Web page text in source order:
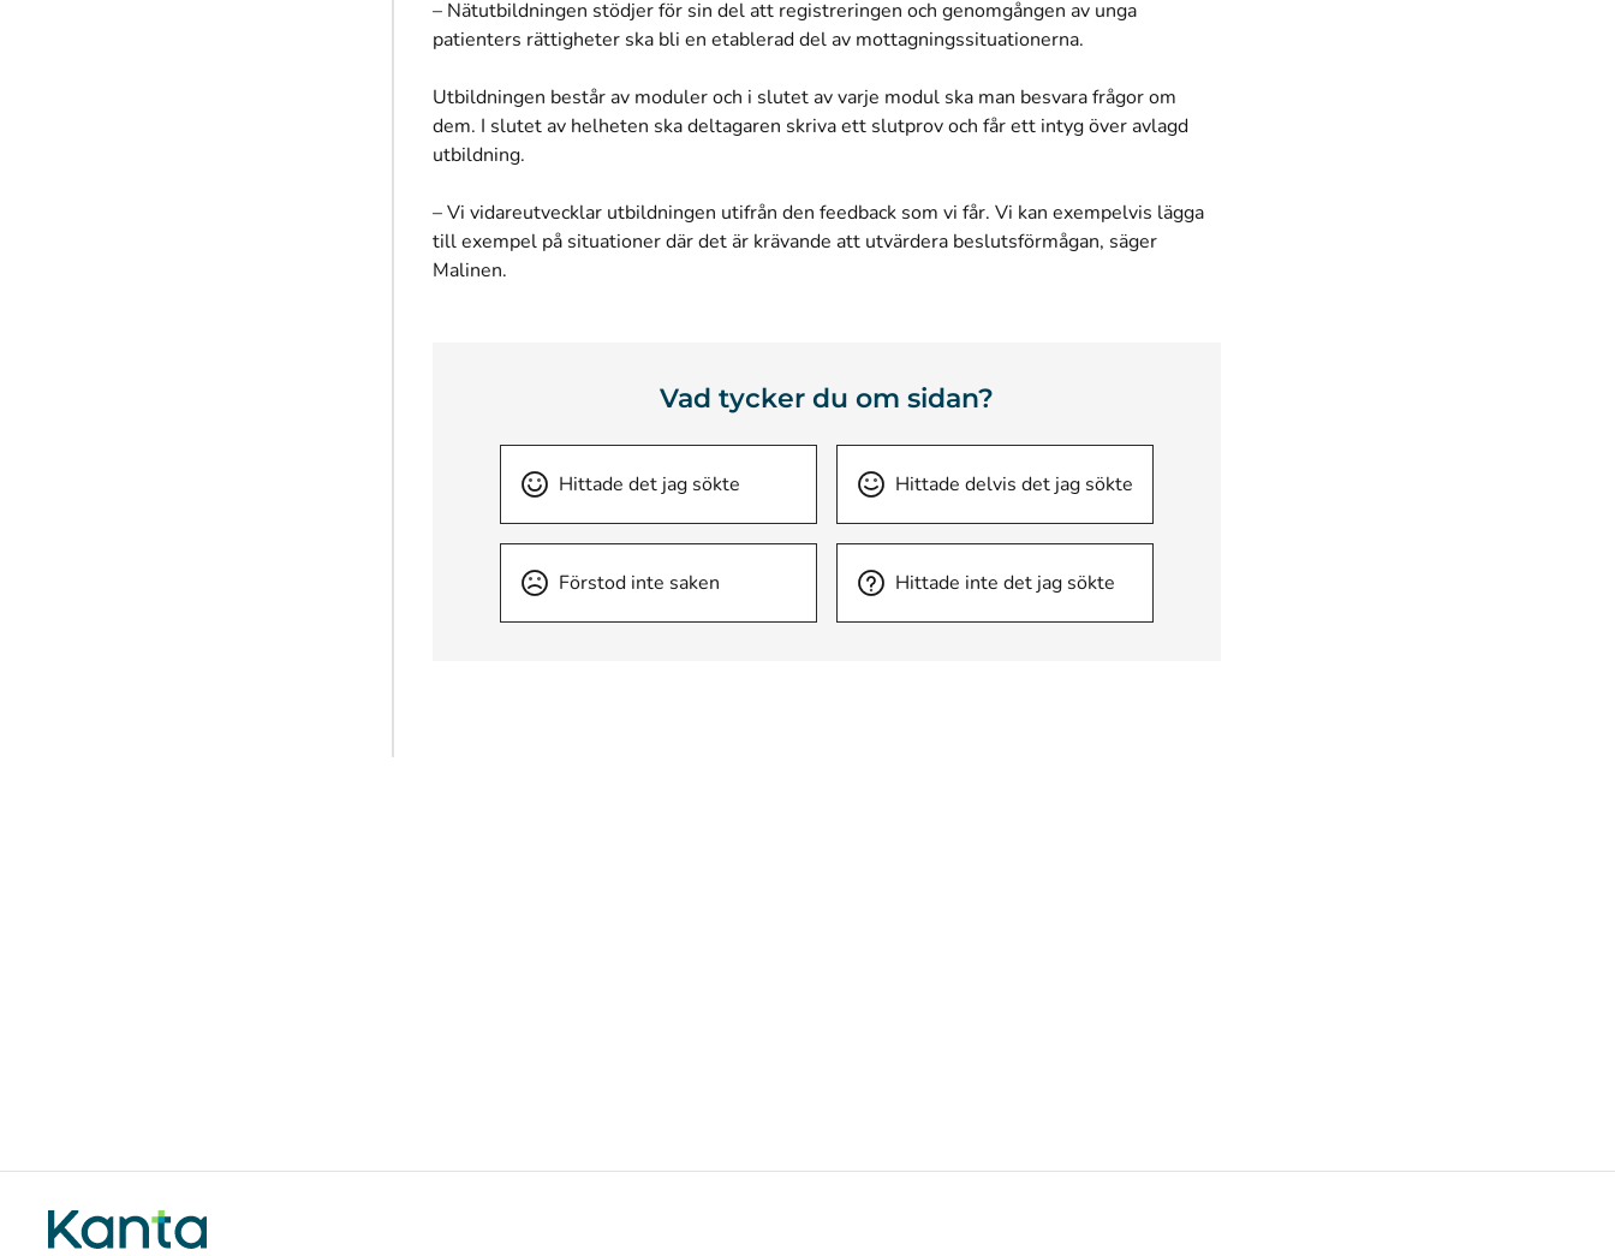
– Nätutbildningen stödjer för sin del att registreringen och genomgången av unga
patienters rättigheter ska bli en etablerad del av mottagningssituationerna.
Utbildningen består av moduler och i slutet av varje modul ska man besvara frågor om
dem. I slutet av helheten ska deltagaren skriva ett slutprov och får ett intyg över avlagd
utbildning.
– Vi vidareutvecklar utbildningen utifrån den feedback som vi får. Vi kan exempelvis lägga
till exempel på situationer där det är krävande att utvärdera beslutsförmågan, säger
Malinen.
Vad tycker du om sidan?
Hittade det jag sökte Hittade delvis det jag sökte
Förstod inte saken Hittade inte det jag sökte